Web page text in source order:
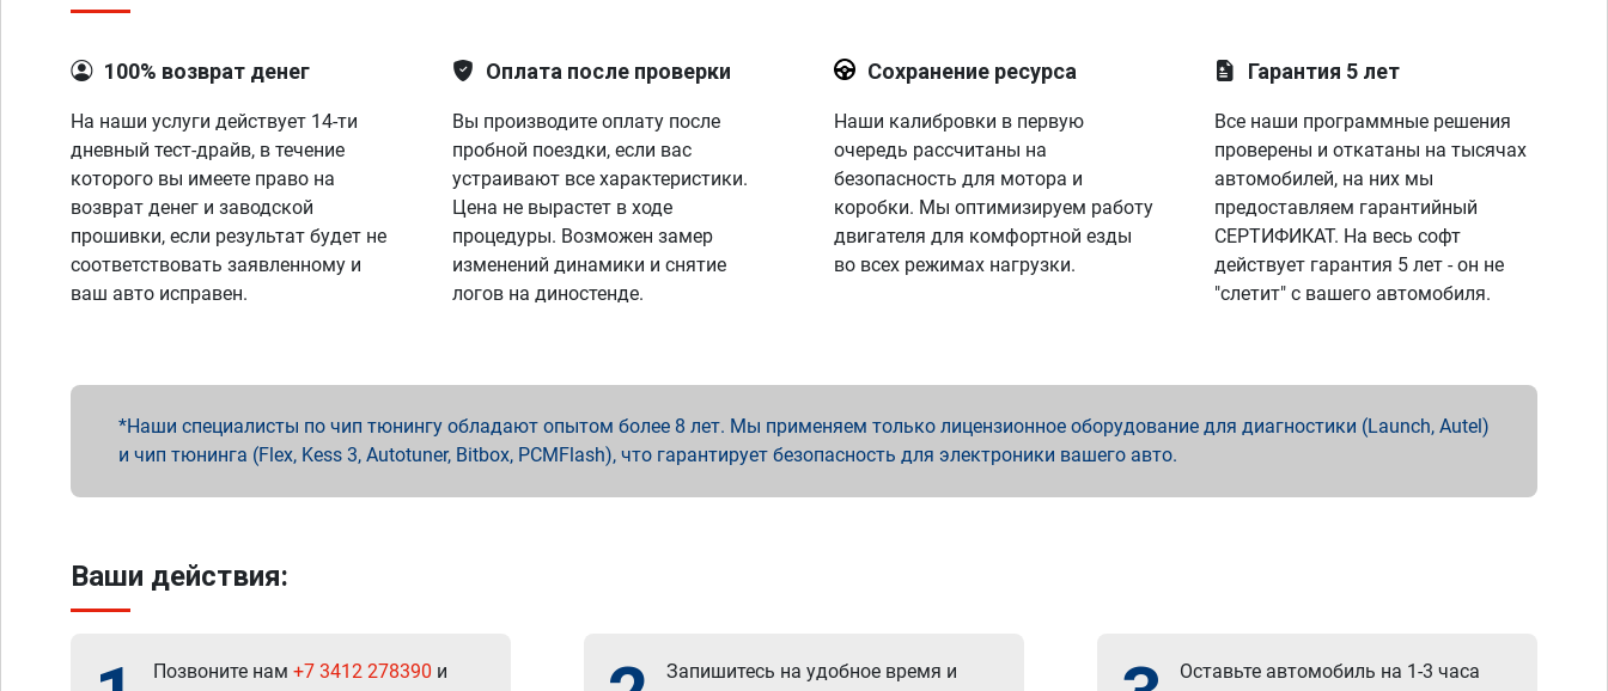
100% возврат денег
На наши услуги действует 14-ти
дневный тест-драйв, в течение
которого вы имеете право на
возврат денег и заводской
прошивки, если результат будет не
соответствовать заявленному и
ваш авто исправен.
Оплата после проверки
Вы производите оплату после
пробной поездки, если вас
устраивают все характеристики.
Цена не вырастет в ходе
процедуры. Возможен замер
изменений динамики и снятие
логов на диностенде.
Сохранение ресурса
Наши калибровки в первую
очередь рассчитаны на
безопасность для мотора и
коробки. Мы оптимизируем работу
двигателя для комфортной езды
во всех режимах нагрузки.
Гарантия 5 лет
Все наши программные решения
проверены и откатаны на тысячах
автомобилей, на них мы
предоставляем гарантийный
СЕРТИФИКАТ. На весь софт
действует гарантия 5 лет - он не
"слетит" с вашего автомобиля.
Наши специалисты по чип тюнингу обладают опытом более 8 лет. Мы применяем только лицензионное оборудование для диагностики (Launch, Autel)
и чип тюнинга (Flex, Kess 3, Autotuner, Bitbox, PCMFlash), что гарантирует безопасность для электроники вашего авто.
Ваши действия:
Позвоните нам +7 3412 278390 и
Запишитесь на удобное время и
Оставьте автомобиль на 1-3 часа